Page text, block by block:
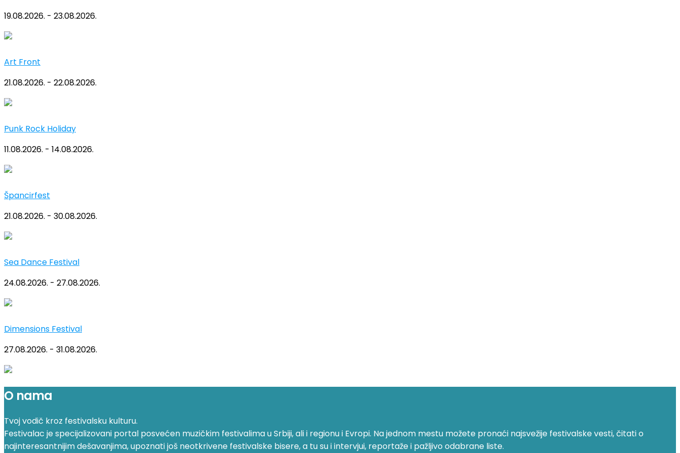
19.08.2026. - 23.08.2026.
Art Front
21.08.2026. - 22.08.2026.
Punk Rock Holiday
11.08.2026. - 14.08.2026.
Špancirfest
21.08.2026. - 30.08.2026.
Sea Dance Festival
24.08.2026. - 27.08.2026.
Dimensions Festival
27.08.2026. - 31.08.2026.
O nama
Tvoj vodič kroz festivalsku kulturu.
Festivalac je specijalizovani portal posvećen muzičkim festivalima u Srbiji, ali i regionu i Evropi. Na jednom mestu možete pronaći najsvežije festivalske vesti, čitati o
najinteresantnijim dešavanjima, upoznati još neotkrivene festivalske bisere, a tu su i intervjui, reportaže i pažljivo odabrane liste.